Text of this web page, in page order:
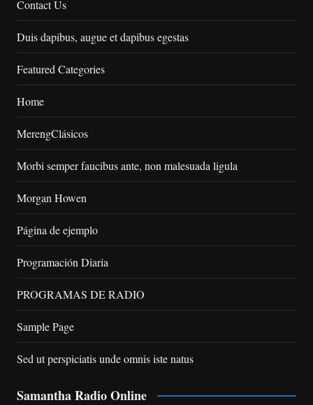
Contact Us
Duis dapibus, augue et dapibus egestas
Featured Categories
Home
MerengClásicos
Morbi semper faucibus ante, non malesuada ligula
Morgan Howen
Página de ejemplo
Programación Diaria
PROGRAMAS DE RADIO
Sample Page
Sed ut perspiciatis unde omnis iste natus
Samantha Radio Online